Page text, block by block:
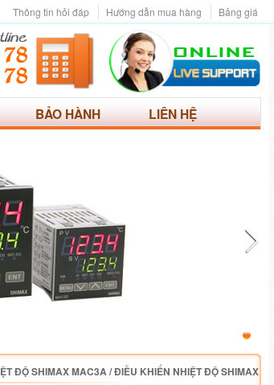
Bảng giá
Hướng dẫn mua hàng
Thông tin hỏi đáp
BẢO HÀNH LIÊN HỆ
ĐỘ SHIMAX MAC3A/ĐIỀU KHIỂN NHIỆT ĐỘ SHIMAX